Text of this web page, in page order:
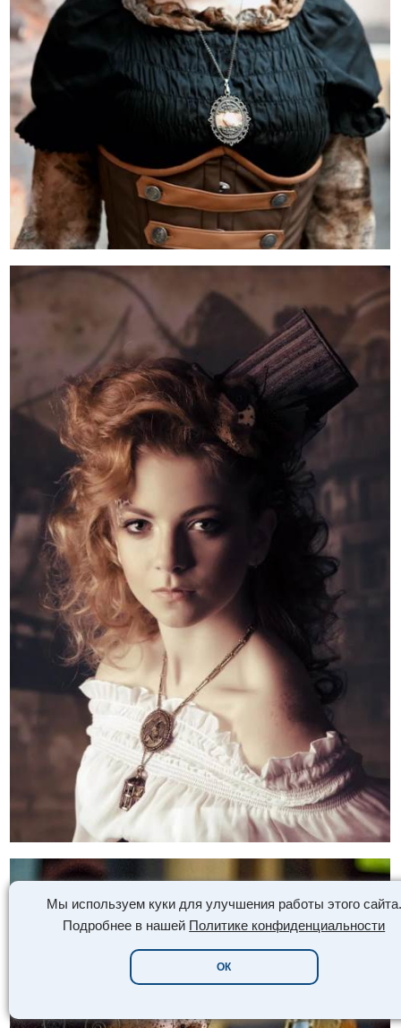
Мы используем куки для улучшения работы этого сайта.
Подробнее в нашей Политике конфиденциальности
ОК